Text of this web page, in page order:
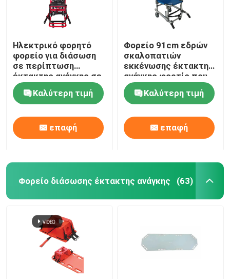
Ηλεκτρικό φορητό
φορείο για διάσωση
σε περίπτωση
έκτακτης ανάγκης σε
σκάλες και
διαδρόμους
Καλύτερη τιμή
επαφή
Φορείο 91cm εδρών
σκαλοπατιών
εκκένωσης έκτακτης
ανάγκης φορτίο που
αντέχει 159KG
Καλύτερη τιμή
επαφή
Φορείο διάσωσης έκτακτης ανάγκης (63)